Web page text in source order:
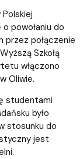
powołaniu do
przez połączenie
Szkołą
włączono
Oliwie.
studentami
było
stosunku do
jest